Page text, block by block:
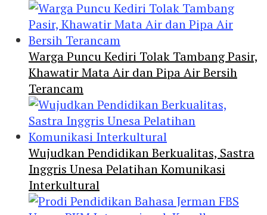
Warga Puncu Kediri Tolak Tambang Pasir,
Khawatir Mata Air dan Pipa Air Bersih
Terancam
Wujudkan Pendidikan Berkualitas, Sastra
Inggris Unesa Pelatihan Komunikasi
Interkultural